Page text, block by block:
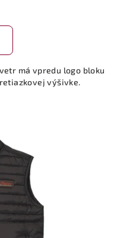
má vpredu logo bloku
výšivke.